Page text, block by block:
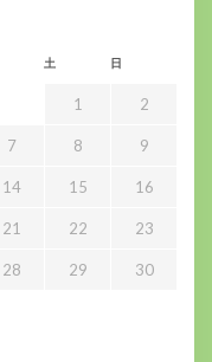
土 日
1 2
7 8 9
14 15 16
21 22 23
28 29 30